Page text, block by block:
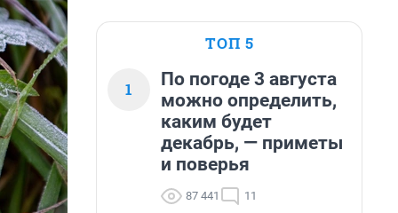
ТОП 5
1
По погоде 3 августа
можно определить,
каким будет
декабрь, — приметы
и поверья
87 441 11